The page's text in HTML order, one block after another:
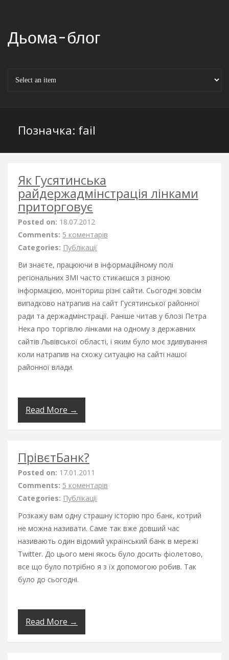
Дьома-блог
Позначка: fail
Як Гусятинська
райдержадмінстрація лінками
приторговує
Posted on: 18.07.2012
Comments: 5 коментарів
Categories: Публікації
Ви знаєте, працюючи в інформаційному полі
регіональних ЗМІ часто стикаєшся з різною
інформацією, моніториш різні сайти. Сьогодні зовсім
випадково натрапив на сайт Гусятинської районної
ради та держадмінстрації. Раніше читав у блозі Петра
Нека про торгівлю лінками на одному з державних
сайтів Львівської області, і яким було моє здивування
коли натрапив на схожу ситуацію на сайті нашої
районної влади.
Read More →
ПрівєтБанк?
Posted on: 17.01.2011
Comments: 5 коментарів
Categories: Публікації
Розкажу вам одну страшну історію про банк, котрий
не можна називати. Саме так вже довший час
називають один відомий український банк в мережі
Twitter. До цього мені якось було досить фіолетово,
все що було потрібно я з їх допомогою робив. Так
було до сьогодні.
Read More →